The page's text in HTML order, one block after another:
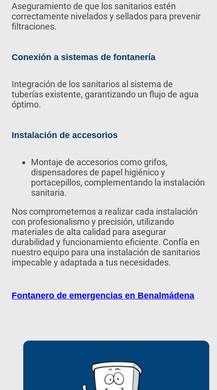
Aseguramiento de que los sanitarios estén
correctamente nivelados y sellados para prevenir
filtraciones.
Conexión a sistemas de fontanería
Integración de los sanitarios al sistema de
tuberías existente, garantizando un flujo de agua
óptimo.
Instalación de accesorios
Montaje de accesorios como grifos,
dispensadores de papel higiénico y
portacepillos, complementando la instalación
sanitaria.
Nos comprometemos a realizar cada instalación
con profesionalismo y precisión, utilizando
materiales de alta calidad para asegurar
durabilidad y funcionamiento eficiente. Confía en
nuestro equipo para una instalación de sanitarios
impecable y adaptada a tus necesidades.
Fontanero de emergencias en Benalmádena